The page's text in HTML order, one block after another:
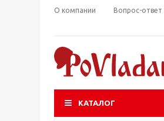
О компании Вопрос-ответ
КАТАЛОГ